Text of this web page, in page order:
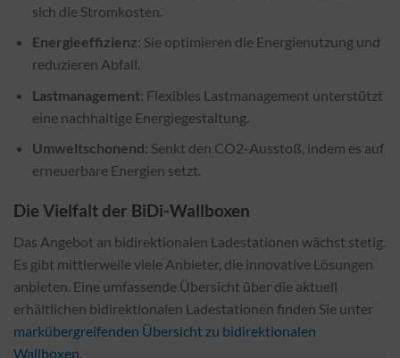
sich die Stromkosten.
Energieeffizienz: Sie optimieren die Energienutzung und
reduzieren Abfall.
Lastmanagement: Flexibles Lastmanagement unterstützt
eine nachhaltige Energiegestaltung.
Umweltschonend: Senkt den CO2-Ausstoß, indem es auf
erneuerbare Energien setzt.
Die Vielfalt der BiDi-Wallboxen
Das Angebot an bidirektionalen Ladestationen wächst stetig.
Es gibt mittlerweile viele Anbieter, die innovative Lösungen
anbieten. Eine umfassende Übersicht über die aktuell
erhältlichen bidirektionalen Ladestationen finden Sie unter
markübergreifenden Übersicht zu bidirektionalen
Wallboxen